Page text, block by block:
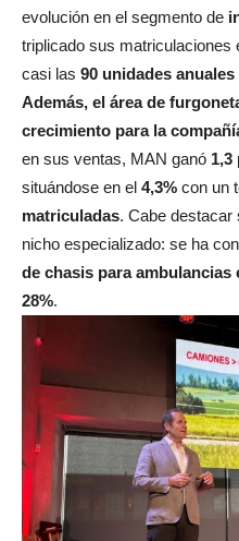
evolución en el segmento de
triplicado sus matriculaciones
casi las 90 unidades anuales
Además, el área de
crecimiento para la
en sus ventas, MAN ganó 1,3
situándose en el 4,3% con un
matriculadas. Cabe destacar
nicho especializado: se ha
de chasis para ambulancias
28%.